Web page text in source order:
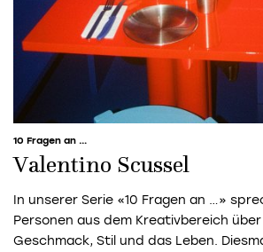
10 Fragen an …
Valentino Scussel
In unserer Serie «10 Fragen an …»
Personen aus dem Kreativbereich über
Geschmack, Stil und das Leben.